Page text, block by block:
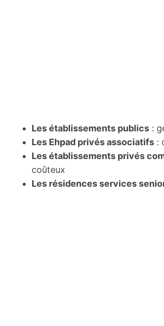
Les établissements publics :
Les Ehpad privés associatifs :
Les établissements privés
coûteux
Les résidences services